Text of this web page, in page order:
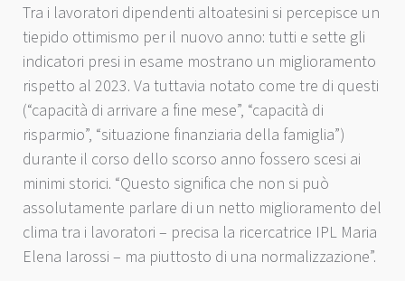
Tra i lavoratori dipendenti altoatesini si percepisce un
tiepido ottimismo per il nuovo anno: tutti e sette gli
indicatori presi in esame mostrano un miglioramento
rispetto al 2023. Va tuttavia notato come tre di questi
(“capacità di arrivare a fine mese”, “capacità di
risparmio”, “situazione finanziaria della famiglia”)
durante il corso dello scorso anno fossero scesi ai
minimi storici. “Questo significa che non si può
assolutamente parlare di un netto miglioramento del
clima tra i lavoratori – precisa la ricercatrice IPL Maria
Elena Iarossi – ma piuttosto di una normalizzazione”.